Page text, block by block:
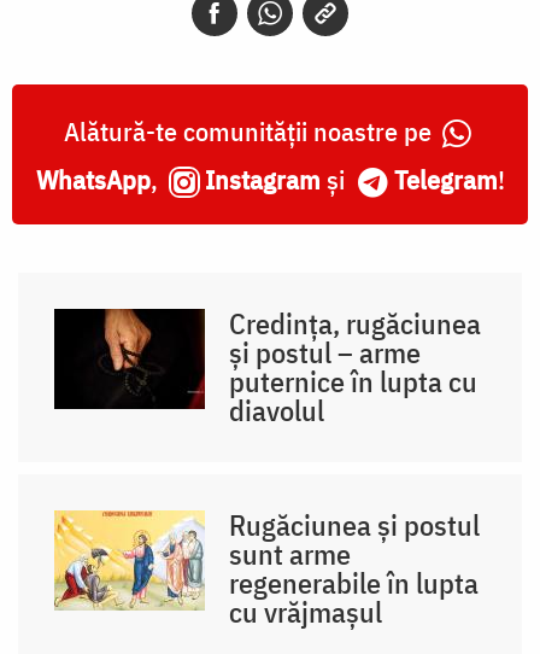
Alătură-te comunității noastre pe
WhatsApp, Instagram și Telegram!
Credința, rugăciunea
și postul – arme
puternice în lupta cu
diavolul
Rugăciunea și postul
sunt arme
regenerabile în lupta
cu vrăjmașul